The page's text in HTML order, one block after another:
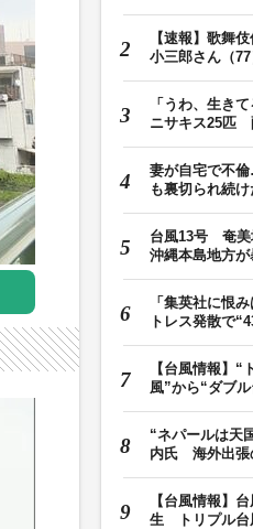
【速報】歌舞
小三郎さん（
「うわ、生き
ニサキス25匹
妻が自宅で不
も裏切られ続け
台風13号 奄美
沖縄本島地方
「集英社に恨
トレス発散で
【台風情報】“
風”から“ダブ
“ネパールは天
内氏 海外出張
【台風情報】
生 トリプル台